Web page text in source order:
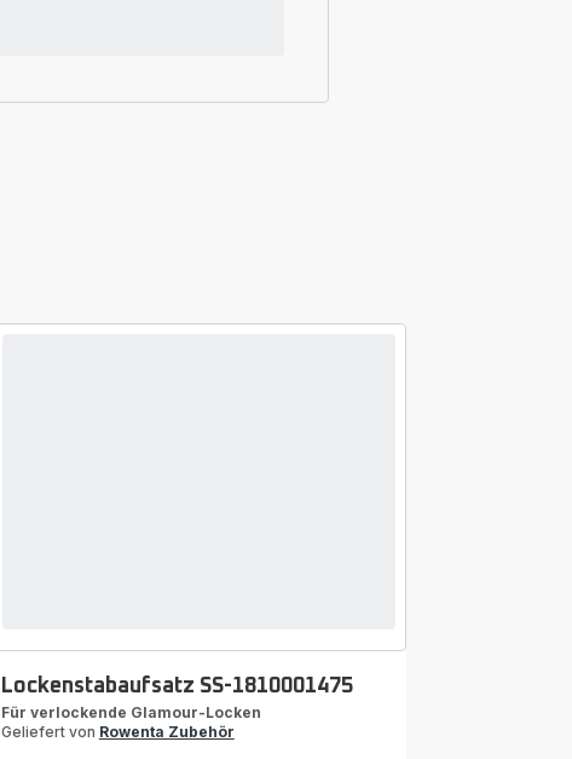
Lockenstabaufsatz SS-1810001475
Für verlockende Glamour-Locken
Geliefert von Rowenta Zubehör